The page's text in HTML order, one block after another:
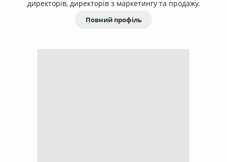
директорів, директорів з маркетингу та продажу.
Повний профіль